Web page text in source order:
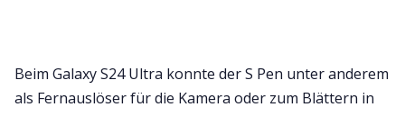
Beim Galaxy S24 Ultra konnte der S Pen unter anderem
als Fernauslöser für die Kamera oder zum Blättern in